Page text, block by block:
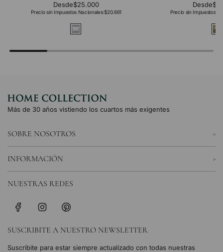
Desde$25.000
Precio sin Impuestos Nacionales:$20.661
Desde
Precio sin Impuestos
Más de 30 años vistiendo los cuartos más exigentes
SOBRE NOSOTROS
INFORMACIÓN
SUSCRIBITE A NUESTRO NEWSLETTER
Suscribite para estar siempre actualizado con todas nuestras
NUESTRAS REDES